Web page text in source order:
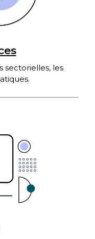
sectorielles, les